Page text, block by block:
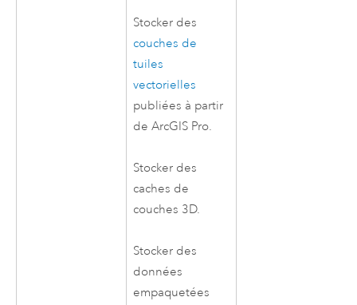
Stocker des
couches de
tuiles
vectorielles
publiées à partir
deArcGIS Pro.
Stocker des
caches de
couches 3D.
Stocker des
données
empaquetées